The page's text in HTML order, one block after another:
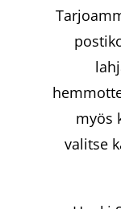
myös
valitse